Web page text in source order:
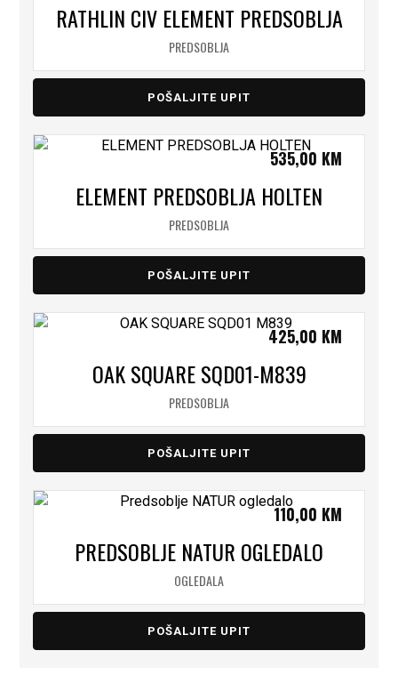
RATHLIN CIV ELEMENT PREDSOBLJA
PREDSOBLJA
POŠALJITE UPIT
ELEMENT PREDSOBLJA HOLTEN
PREDSOBLJA
535,00 KM
POŠALJITE UPIT
OAK SQUARE SQD01-M839
PREDSOBLJA
425,00 KM
POŠALJITE UPIT
PREDSOBLJE NATUR OGLEDALO
OGLEDALA
110,00 KM
POŠALJITE UPIT